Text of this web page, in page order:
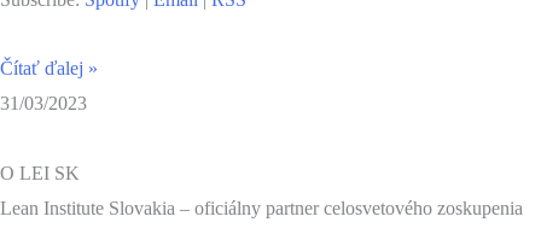
Čítať ďalej »
31/03/2023
O LEI SK
Lean Institute Slovakia – oficiálny partner celosvetového zoskupenia